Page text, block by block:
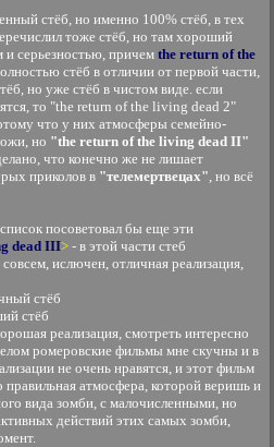
стёб, но именно 100% стёб, в тех
тоже стёб, но там хороший
и серьезностью, причем the return of the
стёб в отличии от первой части,
но уже стёб в чистом виде. если
то "the return of the living dead 2"
что у них атмосферы семейно-
но "the return of the living dead II"
что конечно же не лишает
приколов в "телемертвецах", но всё
посоветовал бы еще эти
dead III> - в этой части стеб
ислючен, отличная реализация,
стёб
стёб
реализация, смотреть интересно
ромеровские фильмы мне скучны и в
не очень нравятся, и этот фильм
правильная атмосфера, которой веришь и
вида зомби, с малочисленными, но
действий этих самых зомби,